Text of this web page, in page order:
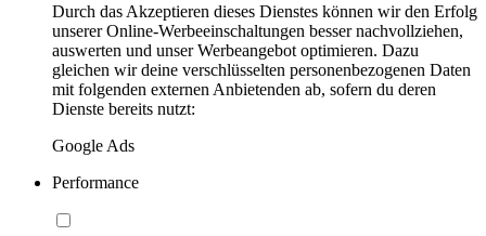
Durch das Akzeptieren dieses Dienstes können wir den Erfolg
unserer Online-Werbeeinschaltungen besser nachvollziehen,
auswerten und unser Werbeangebot optimieren. Dazu
gleichen wir deine verschlüsselten personenbezogenen Daten
mit folgenden externen Anbietenden ab, sofern du deren
Dienste bereits nutzt:
Google Ads
Performance